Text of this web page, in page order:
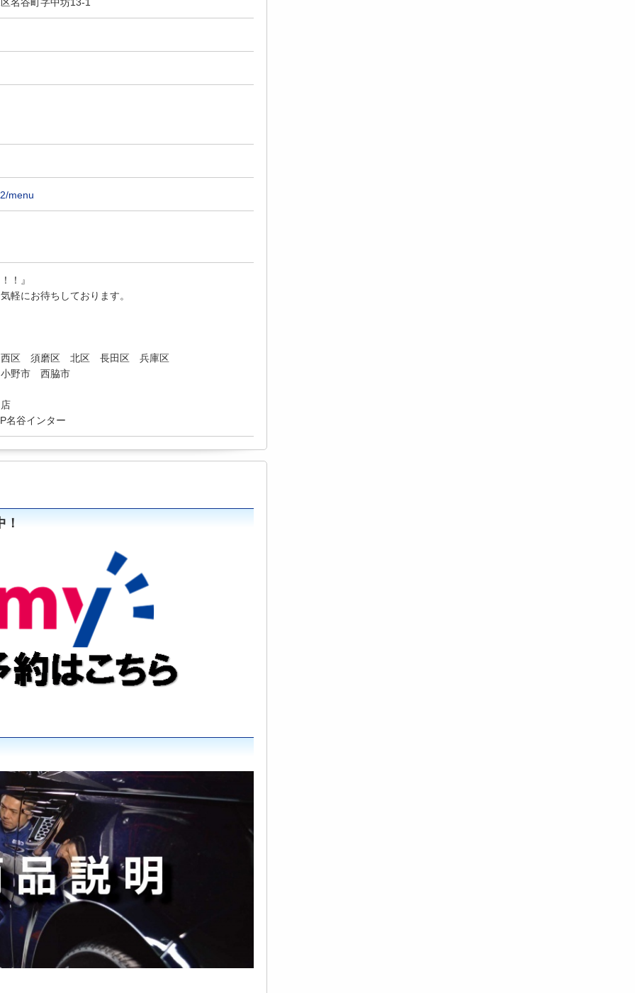
menu
！』
軽にお待ちしております。
区 須磨区 北区 長田区 兵庫区
野市 西脇市
名谷インター